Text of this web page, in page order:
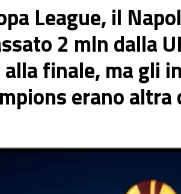
League, il
2 mln dalla
finale, ma gli
erano altra